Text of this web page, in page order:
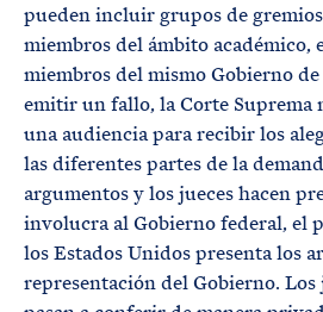
pueden incluir grupos de
miembros del ámbito académico,
miembros del mismo Gobierno
emitir un fallo, la Corte Suprema
una audiencia para recibir los
las diferentes partes de la
argumentos y los jueces hacen
involucra al Gobierno federal, el
los Estados Unidos presenta los
representación del Gobierno. Los